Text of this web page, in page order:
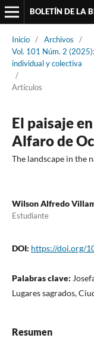
BOLETÍN DE LA
Inicio / Archivos
/
Vol. 101 Núm. 2
individual y colectiva
/
Artículos
El paisaje
Alfaro de
The landscape in the
Wilson Alfredo
Estudiante
DOI: https://doi.org/
Palabras clave:
Lugares sagrados,
Resumen